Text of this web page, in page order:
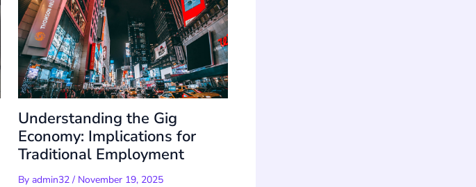
Understanding the Gig
Economy: Implications for
Traditional Employment
By admin32 / November 19, 2025